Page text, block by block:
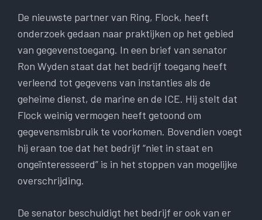
De nieuwste partner van Ring, Flock, heeft
onderzoek gedaan naar praktijken op het gebied
van gegevenstoegang. In een brief van senator
Ron Wyden staat dat het bedrijf toegang heeft
verleend tot gegevens van instanties als de
geheime dienst, de marine en de ICE. Hij stelt dat
Flock weinig vermogen heeft getoond om
gegevensmisbruik te voorkomen. Bovendien voegt
hij eraan toe dat het bedrijf “niet in staat en
ongeïnteresseerd” is in het stoppen van mogelijke
overschrijding.
De senator beschuldigt het bedrijf er ook van er